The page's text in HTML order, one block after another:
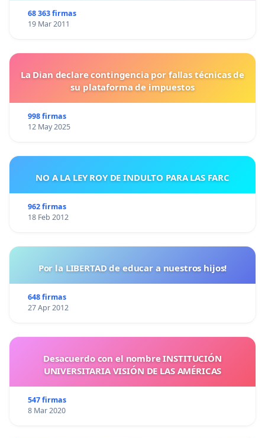
68 363 firmas
19 Mar 2011
La Dian declare contingencia por fallas técnicas de
su plataforma de impuestos
998 firmas
12 May 2025
NO A LA LEY ROY DE INDULTO PARA LAS FARC
962 firmas
18 Feb 2012
Por la LIBERTAD de educar a nuestros hijos!
648 firmas
27 Apr 2012
Desacuerdo con el nombre INSTITUCIÓN
UNIVERSITARIA VISIÓN DE LAS AMÉRICAS
547 firmas
8 Mar 2020